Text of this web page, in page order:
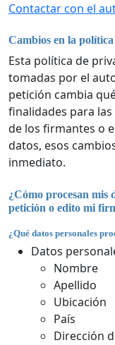
Contactar con el
Cambios en la
Esta política de
tomadas por el
petición cambia
finalidades para
de los firmantes o
datos, esos
inmediato.
¿Cómo procesan mis
petición o edito mi
¿Qué datos personales
Datos
Nombre
Apellido
Ubicación
País
Dirección